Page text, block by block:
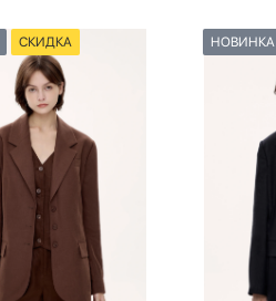
СКИДКА НОВИНКА